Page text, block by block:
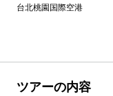
台北桃園国際空港
ツアーの内容